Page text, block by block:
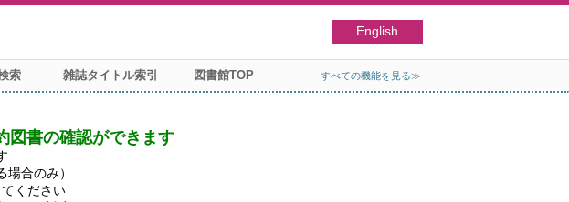
English
索 雑誌タイトル索引 図書館TOP すべての機能を見る≫
図書の確認ができます
合のみ）
ください